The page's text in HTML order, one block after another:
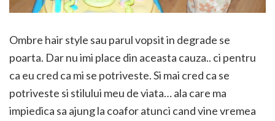
Ombre hair style sau parul vopsit in degrade se
poarta. Dar nu imi place din aceasta cauza.. ci pentru
ca eu cred ca mi se potriveste. Si mai cred ca se
potriveste si stilului meu de viata… ala care ma
impiedica sa ajung la coafor atunci cand vine vremea